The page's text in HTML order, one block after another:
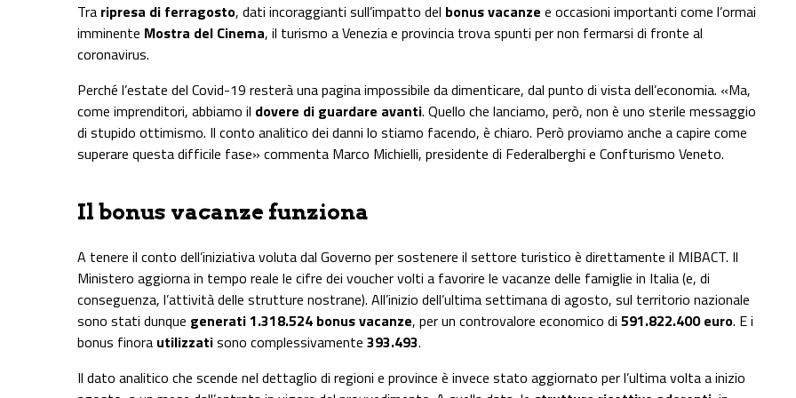
Tra ripresa di ferragosto, dati incoraggianti sull’impatto del bonus vacanze e occasioni importanti come l’ormai
imminente Mostra del Cinema, il turismo a Venezia e provincia trova spunti per non fermarsi di fronte al
coronavirus.
Perché l’estate del Covid-19 resterà una pagina impossibile da dimenticare, dal punto di vista dell’economia. «Ma,
come imprenditori, abbiamo il dovere di guardare avanti. Quello che lanciamo, però, non è uno sterile messaggio
di stupido ottimismo. Il conto analitico dei danni lo stiamo facendo, è chiaro. Però proviamo anche a capire come
superare questa difficile fase» commenta Marco Michielli, presidente di Federalberghi e Confturismo Veneto.
Il bonus vacanze funziona
A tenere il conto dell’iniziativa voluta dal Governo per sostenere il settore turistico è direttamente il MIBACT. Il
Ministero aggiorna in tempo reale le cifre dei voucher volti a favorire le vacanze delle famiglie in Italia (e, di
conseguenza, l’attività delle strutture nostrane). All’inizio dell’ultima settimana di agosto, sul territorio nazionale
sono stati dunque generati 1.318.524 bonus vacanze, per un controvalore economico di 591.822.400 euro. E i
bonus finora utilizzatisono complessivamente 393.493.
Il dato analitico che scende nel dettaglio di regioni e province è invece stato aggiornato per l’ultima volta a inizio